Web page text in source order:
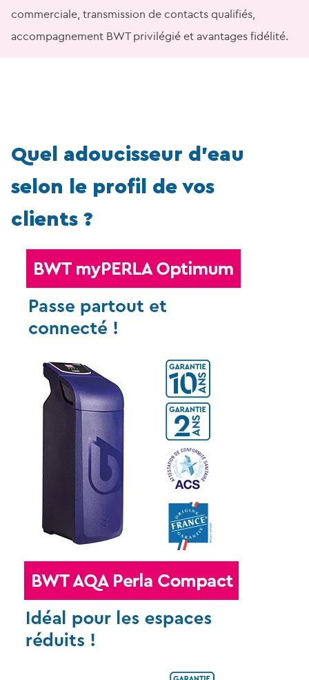
commerciale, transmission de contacts qualifiés,
accompagnement BWT privilégié et avantages fidélité.
Quel adoucisseur d’eau
selon le profil de vos
clients ?